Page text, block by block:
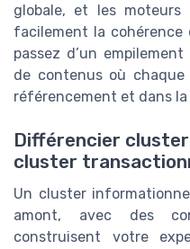
globale, et les
facilement la cohérence
passez d’un
de contenus où
référencement et dans la
Différencier
cluster
Un cluster
amont, avec des
construisent votre